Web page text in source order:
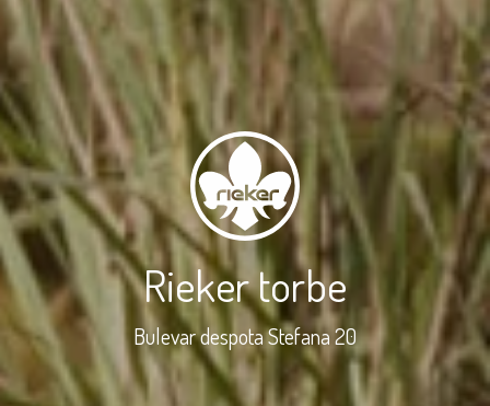
Rieker torbe
Bulevar despota Stefana 20